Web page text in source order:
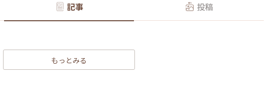
記事 投稿
もっとみる